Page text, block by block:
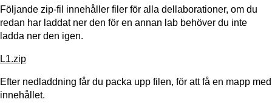
Följande zip-fil innehåller filer för alla dellaborationer, om du
redan har laddat ner den för en annan lab behöver du inte
ladda ner den igen.
L1.zip
Efter nedladdning får du packa upp filen, för att få en mapp med
innehållet.